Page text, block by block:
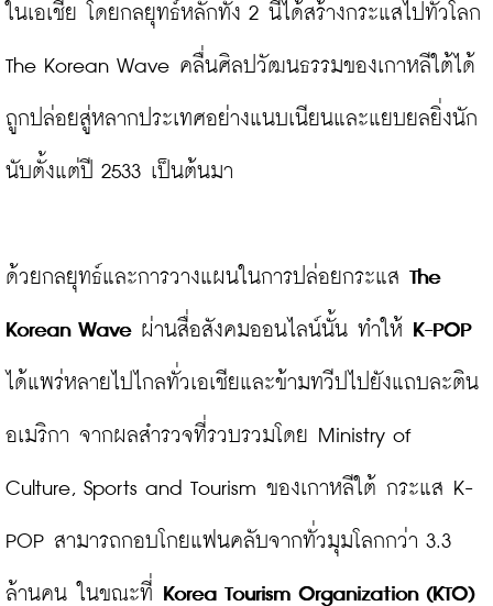
ในเอเชีย โดยกลยุทธ์หลักทั้ง 2 นี้ได้สร้างกระแสไปทั่วโลก
The Korean Wave คลื่นศิลปวัฒนธรรมของเกาหลีใต้ได้
ถูกปล่อยสู่หลากประเทศอย่างแนบเนียนและแยบยลยิ่งนัก
นับตั้งแต่ปี 2533 เป็นต้นมา
ด้วยกลยุทธ์และการวางแผนในการปล่อยกระแส The
Korean Wave ผ่านสื่อสังคมออนไลน์นั้น ทำให้ K-POP
ได้แพร่หลายไปไกลทั่วเอเชียและข้ามทวีปไปยังแถบละติน
อเมริกา จากผลสำรวจที่รวบรวมโดย Ministry of
Culture, Sports and Tourism ของเกาหลีใต้ กระแส K-
POP สามารถกอบโกยแฟนคลับจากทั่วมุมโลกกว่า 3.3
ล้านคน ในขณะที่ Korea Tourism Organization (KTO)